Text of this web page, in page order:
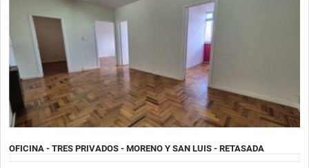
OFICINA - TRES PRIVADOS - MORENO Y SAN LUIS - RETASADA